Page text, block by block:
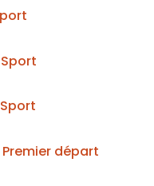
Premier départ